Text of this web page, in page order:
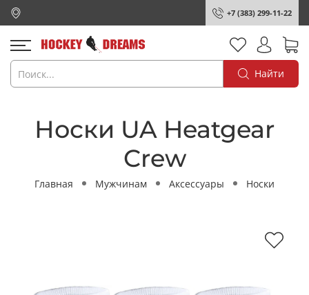
+7 (383) 299-11-22
Найти
Носки UA Heatgear
Crew
Главная Мужчинам Аксессуары Носки